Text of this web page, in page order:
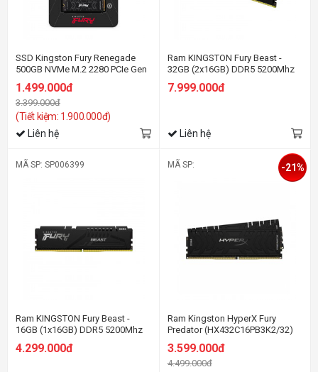
SSD Kingston Fury Renegade
500GB NVMe M.2 2280 PCIe Gen
3900MB/s)
1.499.000đ
3.399.000đ
(Tiết kiệm: 1.900.000đ)
Liên hệ
Ram KINGSTON Fury Beast -
32GB (2x16GB) DDR5 5200Mhz
7.999.000đ
Liên hệ
MÃ SP: SP006399
Ram KINGSTON Fury Beast -
16GB (1x16GB) DDR5 5200Mhz
4.299.000đ
MÃ SP:
Ram Kingston HyperX Fury
Predator (HX432C16PB3K2/32)
32GB (2x16GB) DDR4 3200Mhz
3.599.000đ
4.499.000đ
-21%